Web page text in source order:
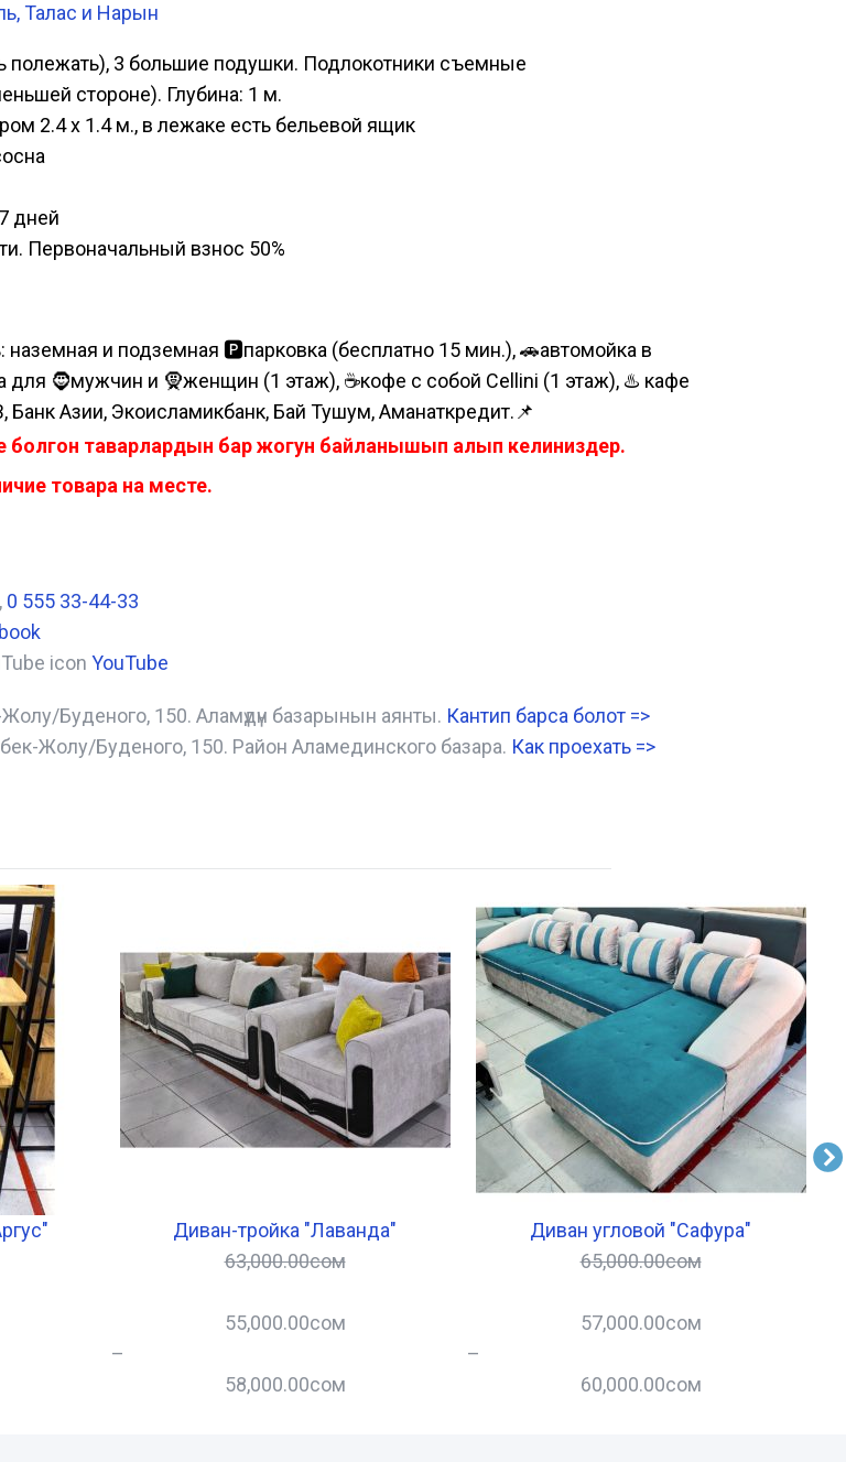
Талас и Нарын
полежать), 3 большие подушки. Подлокотники съемные
стороне). Глубина: 1 м.
2.4 х 1.4 м., в лежаке есть бельевой ящик
дней
Первоначальный взнос 50%
и подземная 🅿парковка (бесплатно 15 мин.), 🚗автомойка в
для 🧔мужчин и 🧕женщин (1 этаж), ☕кофе с собой Cellini (1 этаж), ♨️ кафе
Банк Азии, Экоисламикбанк, Бай Тушум, Аманаткредит.📌
болгон таварлардын бар жогун байланышып алып келиниздер.
товара на месте.
, 0 555 33-44-33
YouTube
Буденого, 150. Аламүдүн базарынын аянты. Кантип барса болот =>
Жолу/Буденого, 150. Район Аламединского базара. Как проехать =>
Диван-тройка "Лаванда"
63,000.00сом
55,000.00сом
–
58,000.00сом
Диван угловой "Сафура"
65,000.00сом
57,000.00сом
–
60,000.00сом